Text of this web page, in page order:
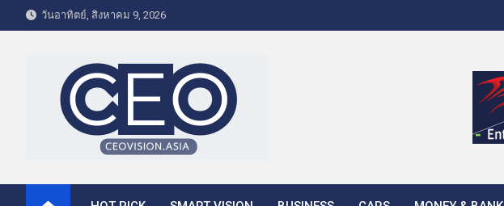
k
วันอาทิตย์, สิงหาคม 9, 2026
CEO VISION.ASIA